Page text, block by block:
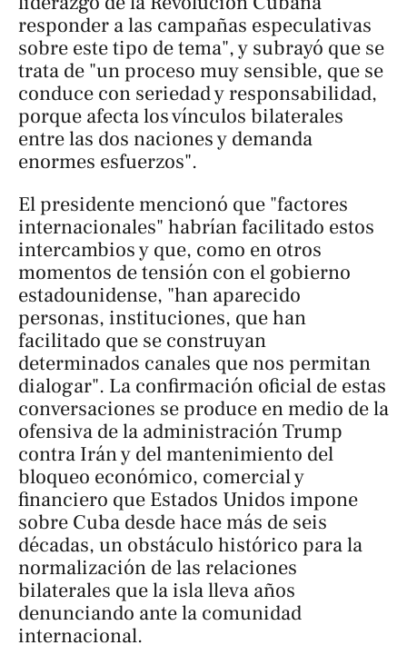
responder a las campañas especulativas
sobre este tipo de tema", y subrayó que se
trata de "un proceso muy sensible, que se
conduce con seriedad y responsabilidad,
porque afecta los vínculos bilaterales
entre las dos naciones y demanda
enormes esfuerzos".
El presidente mencionó que "factores
internacionales" habrían facilitado estos
intercambios y que, como en otros
momentos de tensión con el gobierno
estadounidense, "han aparecido
personas, instituciones, que han
facilitado que se construyan
determinados canales que nos permitan
dialogar". La confirmación oficial de estas
conversaciones se produce en medio de la
ofensiva de la administración Trump
contra Irán y del mantenimiento del
bloqueo económico, comercial y
financiero que Estados Unidos impone
sobre Cuba desde hace más de seis
décadas, un obstáculo histórico para la
normalización de las relaciones
bilaterales que la isla lleva años
denunciando ante la comunidad
internacional.